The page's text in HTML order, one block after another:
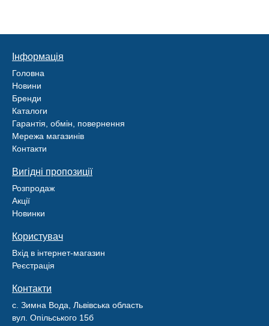
Інформація
Головна
Новини
Бренди
Каталоги
Гарантія, обмін, повернення
Мережа магазинів
Контакти
Вигідні пропозиції
Розпродаж
Акції
Новинки
Користувач
Вхід в інтернет-магазин
Реєстрація
Контакти
с. Зимна Вода, Львівська область
вул. Опільського 15б